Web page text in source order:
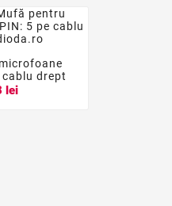
drept
lei